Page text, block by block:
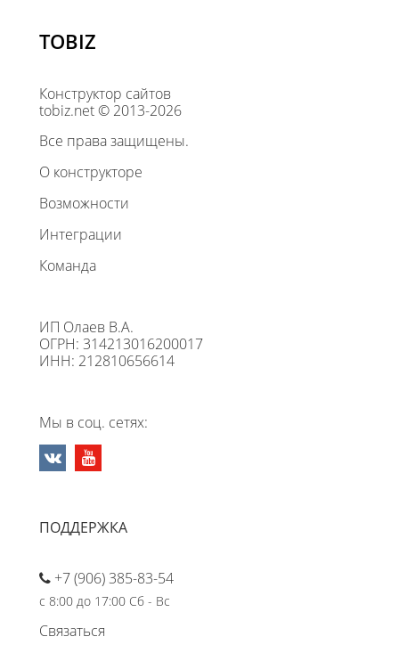
TOBIZ
Конструктор сайтов
tobiz.net © 2013-2026
Все права защищены.
О конструкторе
Возможности
Интеграции
Команда
ИП Олаев В.А.
ОГРН: 314213016200017
ИНН: 212810656614
Мы в соц. сетях:
ПОДДЕРЖКА
+7 (906) 385-83-54
с 8:00 до 17:00 Сб - Вс
Связаться